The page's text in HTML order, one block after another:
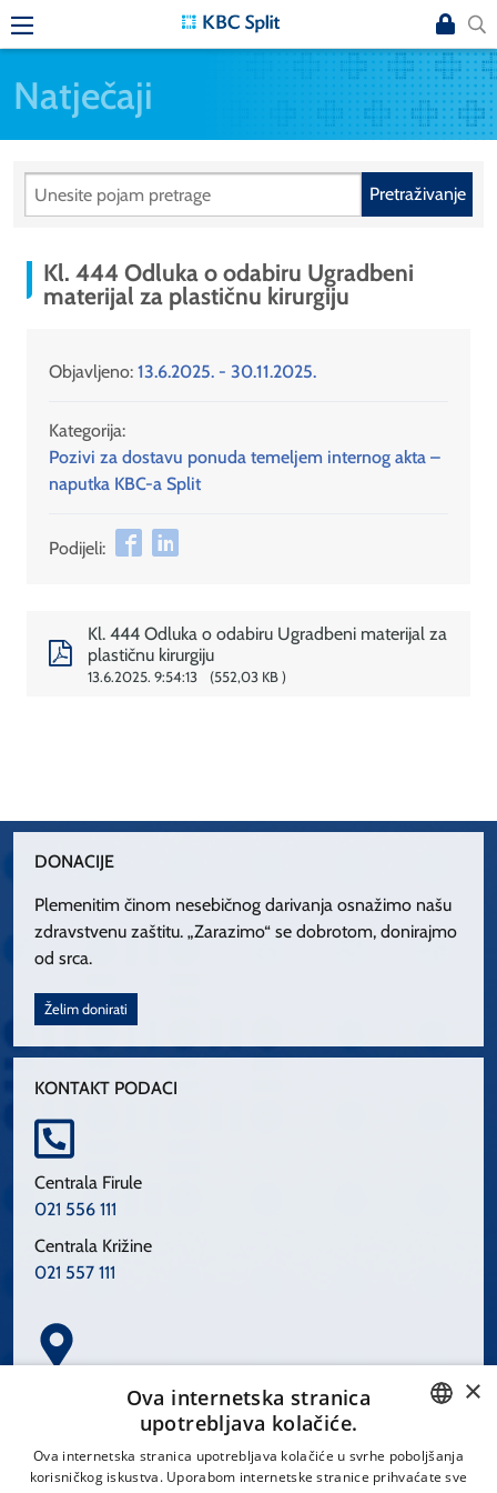
Natječaji
Pretraživanje
Kl. 444 Odluka o odabiru Ugradbeni
materijal za plastičnu kirurgiju
Objavljeno: 13.6.2025. - 30.11.2025.
Kategorija:
Pozivi za dostavu ponuda temeljem internog akta –
naputka KBC-a Split
Podijeli:
Kl. 444 Odluka o odabiru Ugradbeni materijal za
plastičnu kirurgiju
13.6.2025. 9:54:13 552,03 KB
DONACIJE
Plemenitim činom nesebičnog darivanja osnažimo našu
zdravstvenu zaštitu. „Zarazimo“ se dobrotom, donirajmo
od srca.
Želim donirati
KONTAKT PODACI
Centrala Firule
021 556 111
Centrala Križine
021 557 111
Spinčićeva 1, 21000 Split
CROATIAN
×
Ova internetska stranica
upotrebljava kolačiće.
Ova internetska stranica upotrebljava kolačiće u svrhe poboljšanja
korisničkog iskustva. Uporabom internetske stranice prihvaćate sve